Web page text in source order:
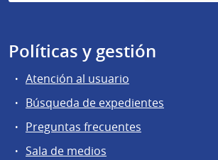
Políticas y gestión
Atención al usuario
Búsqueda de expedientes
Preguntas frecuentes
Sala de medios